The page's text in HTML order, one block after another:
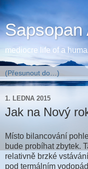
Sapsopan
mediocre life of a
1. LEDNA 2015
Jak na Nový
Místo bilancování
bude probíhat zbytek.
relativně brzké
pod termálním